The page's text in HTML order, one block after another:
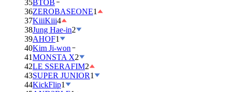
35BTOB
36ZEROBASEONE1
37KiiiKiii4
38Jung Hae-in2
39AHOF1
40Kim Ji-won
41MONSTA X2
42LE SSERAFIM2
43SUPER JUNIOR1
44KickFlip1